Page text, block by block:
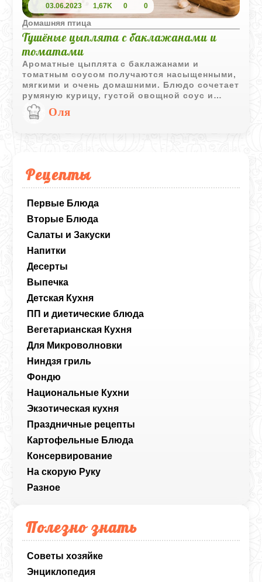
Рецепты
Первые Блюда
Вторые Блюда
Салаты и Закуски
Напитки
Десерты
Выпечка
Детская Кухня
ПП и диетические блюда
Вегетарианская Кухня
Для Микроволновки
Ниндзя гриль
Фондю
Национальные Кухни
Экзотическая кухня
Праздничные рецепты
Картофельные Блюда
Консервирование
На скорую Руку
Разное
Полезно знать
Советы хозяйке
Энциклопедия
03.06.2023 1,67K 0 0
Домашняя птица
Тушёные цыплята с баклажанами и
томатами
Ароматные цыплята с баклажанами и
томатным соусом получаются насыщенными,
мягкими и очень домашними. Блюдо сочетает
румяную курицу, густой овощной соус и
свежий базилик, который добавляет яркий
завершающий аромат.
Оля